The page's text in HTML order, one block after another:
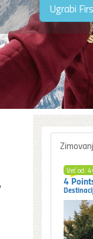
Ugrabi
Već od:
4